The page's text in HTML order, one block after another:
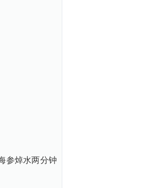
参焯水两分钟